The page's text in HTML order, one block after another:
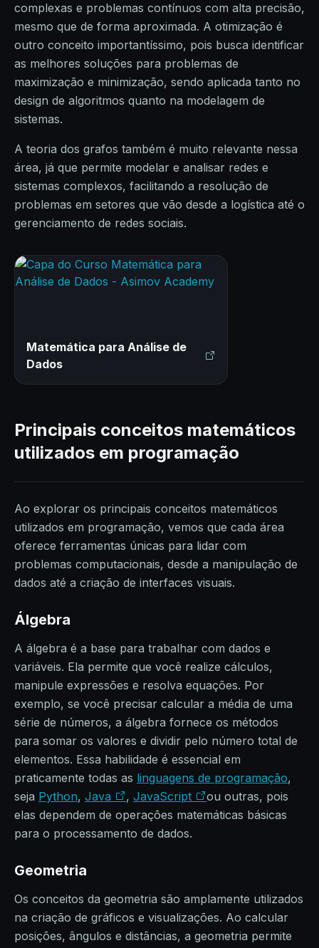
complexas e problemas contínuos com alta precisão,
mesmo que de forma aproximada. A otimização é
outro conceito importantíssimo, pois busca identificar
as melhores soluções para problemas de
maximização e minimização, sendo aplicada tanto no
design de algoritmos quanto na modelagem de
sistemas.
A teoria dos grafos também é muito relevante nessa
área, já que permite modelar e analisar redes e
sistemas complexos, facilitando a resolução de
problemas em setores que vão desde a logística até o
gerenciamento de redes sociais.
Matemática para Análise de
Dados
Principais conceitos matemáticos
utilizados em programação
Ao explorar os principais conceitos matemáticos
utilizados em programação, vemos que cada área
oferece ferramentas únicas para lidar com
problemas computacionais, desde a manipulação de
dados até a criação de interfaces visuais.
Álgebra
A álgebra é a base para trabalhar com dados e
variáveis. Ela permite que você realize cálculos,
manipule expressões e resolva equações. Por
exemplo, se você precisar calcular a média de uma
série de números, a álgebra fornece os métodos
para somar os valores e dividir pelo número total de
elementos. Essa habilidade é essencial em
praticamente todas as linguagens de programação,
seja Python, Java , JavaScript
ou outras, pois
elas dependem de operações matemáticas básicas
para o processamento de dados.
Geometria
Os conceitos da geometria são amplamente utilizados
na criação de gráficos e visualizações. Ao calcular
posições, ângulos e distâncias, a geometria permite